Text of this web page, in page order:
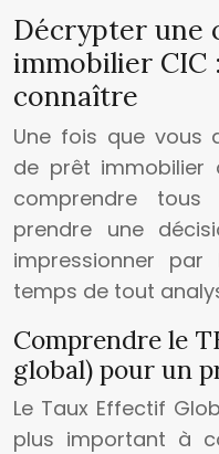
Décrypter une
immobilier CIC
connaître
Une fois que vous
de prêt immobilier
comprendre
prendre une
impressionner
temps de tout
Comprendre le
global) pour un
Le Taux Effectif
plus important à